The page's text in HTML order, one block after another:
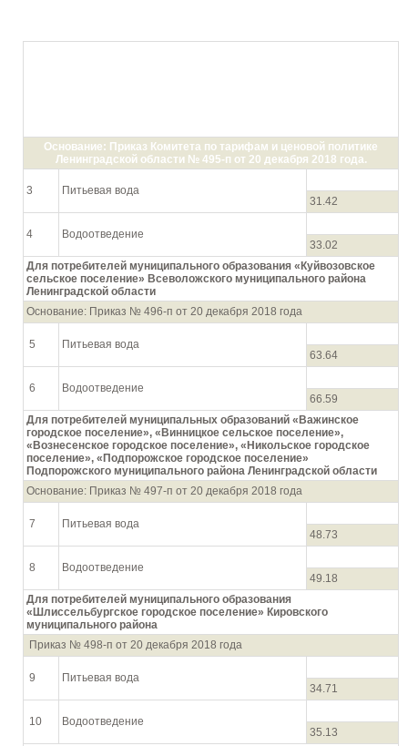
Основание: Приказ Комитета по тарифам и ценовой политике
Ленинградской области № 495-п от 20 декабря 2018 года.
3
Питьевая вода
31.42
4
Водоотведение
33.02
Для потребителей муниципального образования «Куйвозовское
сельское поселение» Всеволожского муниципального района
Ленинградской области
Основание: Приказ № 496-п от 20 декабря 2018 года
5
Питьевая вода
63.64
6
Водоотведение
66.59
Для потребителей муниципальных образований «Важинское
городское поселение», «Винницкое сельское поселение»,
«Вознесенское городское поселение», «Никольское городское
поселение», «Подпорожское городское поселение»
Подпорожского муниципального района Ленинградской области
Основание: Приказ № 497-п от 20 декабря 2018 года
7
Питьевая вода
48.73
8
Водоотведение
49.18
Для потребителей муниципального образования
«Шлиссельбургское городское поселение» Кировского
муниципального района
Приказ № 498-п от 20 декабря 2018 года
9
Питьевая вода
34.71
10
Водоотведение
35.13